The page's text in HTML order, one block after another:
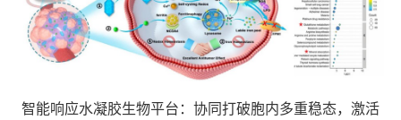
智能响应水凝胶生物平台：协同打破胞内多重稳态，激活